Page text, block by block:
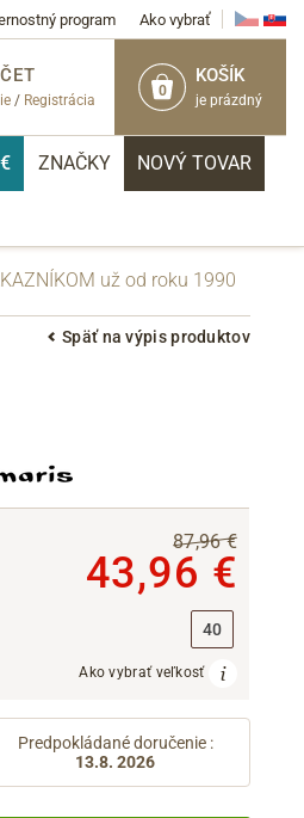
program Ako vybrať
0
KOŠÍK
je prázdný
/ Registrácia
ZNAČKY NOVÝ TOVAR
už od roku 1990
Späť na výpis produktov
87,96 €
43,96 €
40
Ako vybrať veľkosť
Predpokládané doručenie :
13.8. 2026